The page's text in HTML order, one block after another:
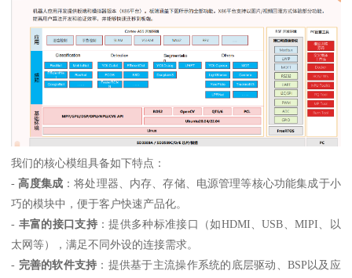
我们的核心模组具备如下特点：
-高度集成 ：将处理器、内存、存储、电源管理等核心功能集成于小
巧的模块中，便于客户快速产品化。
- 丰富的接口支持 ：提供多种标准接口（如HDMI、USB、MIPI、以
太网等），满足不同外设的连接需求。
- 完善的软件支持 ：提供基于主流操作系统的底层驱动、BSP以及应